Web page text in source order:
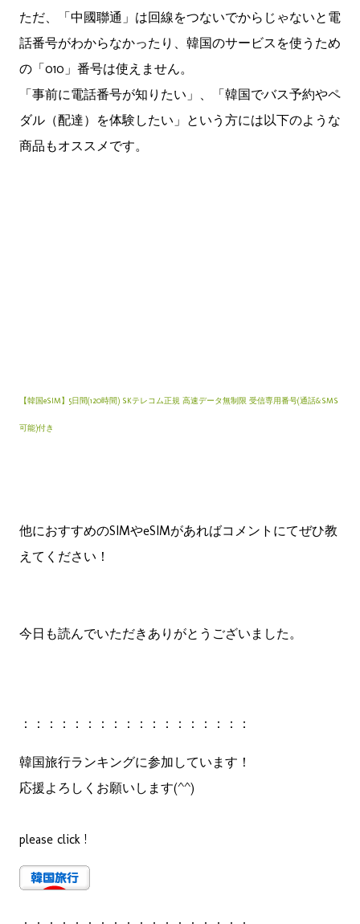
ただ、「中國聯通」は回線をつないでからじゃないと電
話番号がわからなかったり、韓国のサービスを使うため
の「010」番号は使えません。
「事前に電話番号が知りたい」、「韓国でバス予約やペ
ダル（配達）を体験したい」という方には以下のような
商品もオススメです。
【韓国eSIM】5日間(120時間) SKテレコム正規 高速データ無制限 受信専用番号(通話&SMS
可能)付き
他におすすめのSIMやeSIMがあればコメントにてぜひ教
えてください！
今日も読んでいただきありがとうございました。
：：：：：：：：：：：：：：：：：：
韓国旅行ランキングに参加しています！
応援よろしくお願いします(^^)
please click !